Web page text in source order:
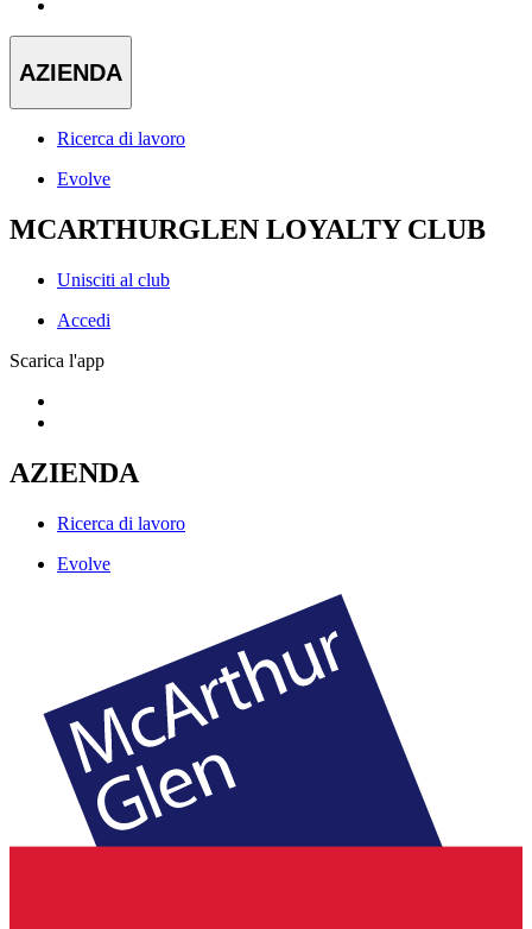
AZIENDA
Ricerca di lavoro
Evolve
MCARTHURGLEN LOYALTY CLUB
Unisciti al club
Accedi
Scarica l'app
AZIENDA
Ricerca di lavoro
Evolve